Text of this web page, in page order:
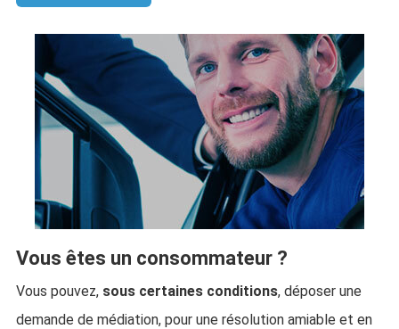
Vous êtes un consommateur ?
Vous pouvez, sous certaines conditions, déposer une
demande de médiation, pour une résolution amiable et en